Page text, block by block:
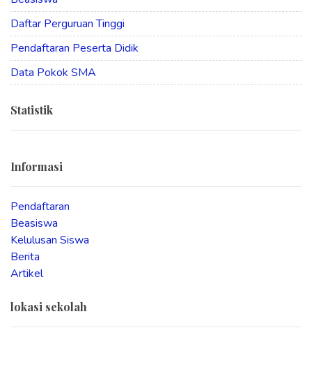
Daftar Perguruan Tinggi
Pendaftaran Peserta Didik
Data Pokok SMA
Statistik
Informasi
Pendaftaran
Beasiswa
Kelulusan Siswa
Berita
Artikel
lokasi sekolah